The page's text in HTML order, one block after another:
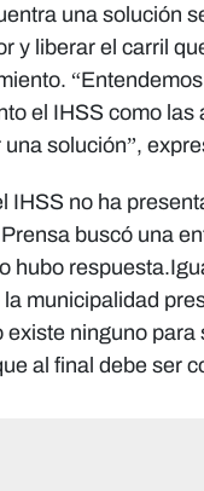
una solución
y liberar el carril
el IHSS como las
solución”,
IHSS no ha
buscó una
hubo
municipalidad
existe ninguno para
al final debe ser